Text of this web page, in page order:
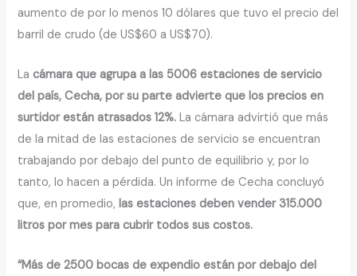
aumento de por lo menos 10 dólares que tuvo el precio del
barril de crudo (de US$60 a US$70).
Lacámara que agrupa a las 5006 estaciones de servicio
del país, Cecha, por su parte advierte que los precios en
surtidor están atrasados 12%.La cámara advirtió que más
de la mitad de las estaciones de servicio se encuentran
trabajando por debajo del punto de equilibrio y, por lo
tanto, lo hacen a pérdida. Un informe de Cecha concluyó
que, en promedio,las estaciones deben vender 315.000
litros por mes para cubrir todos sus costos.
“Más de 2500 bocas de expendio están por debajo del